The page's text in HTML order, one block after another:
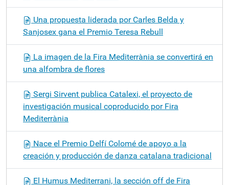
Una propuesta liderada por Carles Belda y
Sanjosex gana el Premio Teresa Rebull
La imagen de la Fira Mediterrània se convertirá en
una alfombra de flores
Sergi Sirvent publica Catalexi, el proyecto de
investigación musical coproducido por Fira
Mediterrània
Nace el Premio Delfí Colomé de apoyo a la
creación y producción de danza catalana tradicional
El Humus Mediterrani, la sección off de Fira